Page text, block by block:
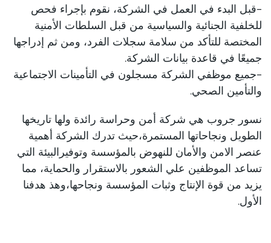
-قبل البدء في العمل في الشركة، نقوم بإجراء فحص
للخلفية الجنائية والسياسية من قبل السلطات الأمنية
المختصة للتأكد من سلامة سجلات الفرد، ومن ثم إدراجها
جميعًا في قاعدة بيانات الشركة.
-جميع موظفي الشركة مسجلون في التأمينات الاجتماعية
والتأمين الصحي.
نسور جروب هي شركة أمن وحراسة رائدة ولها تاريخها
الطويل ونجاحاتها المستمرة،حيث تدرك الشركة أهمية
عنصر الامن والأمان للنهوض بالمؤسسة وتوفيرالبيئة التي
تساعد الموظفين علي الشعور بالاستقرار والحماية، مما
يزيد من قوة الإنتاج وثبات المؤسسة ونجاحها،وهذ هدفنا
الأول.